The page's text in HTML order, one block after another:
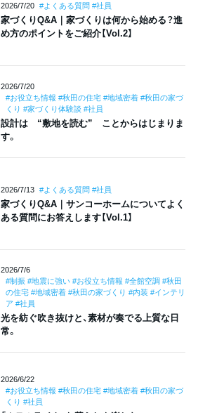
2026/7/20 #よくある質問 #社員
家づくりQ&A｜家づくりは何から始める？進
め方のポイントをご紹介【Vol.2】
2026/7/20
#お役立ち情報 #秋田の住宅 #地域密着 #秋田の家づ
くり #家づくり体験談 #社員
設計は “敷地を読む” ことからはじまりま
す。
2026/7/13 #よくある質問 #社員
家づくりQ&A｜サンコーホームについてよく
ある質問にお答えします【Vol.1】
2026/7/6
#制振 #地震に強い #お役立ち情報 #全館空調 #秋田
の住宅 #地域密着 #秋田の家づくり #内装 #インテリ
ア #社員
光を紡ぐ吹き抜けと、素材が奏でる上質な日
常。
2026/6/22
#お役立ち情報 #秋田の住宅 #地域密着 #秋田の家づ
くり #社員